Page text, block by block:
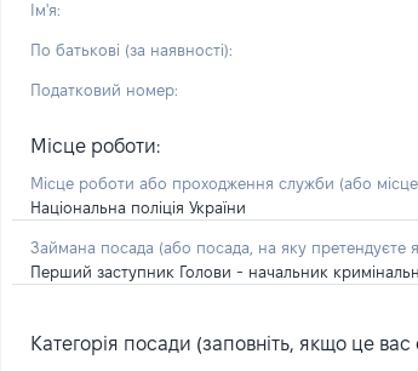
Ім'я:
По батькові (за наявності):
Податковий номер:
Місце роботи:
Місце роботи або проходження служби (або
Національна поліція України
Займана посада (або посада, на яку претендуєте
Перший заступник Голови - начальник
Категорія посади (заповніть, якщо це вас